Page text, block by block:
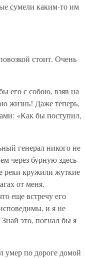
сумели каким-то им
стоит. Очень
его с собою, взяв на
жизнь! Даже теперь,
«Как бы поступил,
генерал никого не
через бурную здесь
реки кружили жуткие
от меня.
еще встречу его
и я не
это, погнал бы я
умер по дороге домой